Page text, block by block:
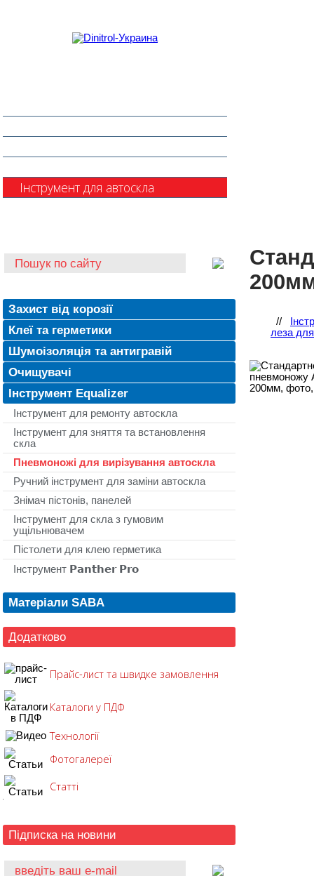
Інструмент для автоскла
Захист від корозії
Клеї та герметики
Шумоізоляція та антигравій
Очищувачі
Інструмент Equalizer
Інструмент для ремонту автоскла
Інструмент для зняття та встановлення
скла
Пневмоножі для вирізування автоскла
Ручний інструмент для заміни автоскла
Знімач пістонів, панелей
Інструмент для скла з гумовим
ущільнювачем
Пістолети для клею герметика
Інструмент 𝗣𝗮𝗻𝘁𝗵𝗲𝗿 𝗣𝗿𝗼
Матеріали SABA
Додатково
Прайс-лист та швидке замовлення
Каталоги у ПДФ
Технології
Фотогалереї
Статті
Підписка на новини
//
леза